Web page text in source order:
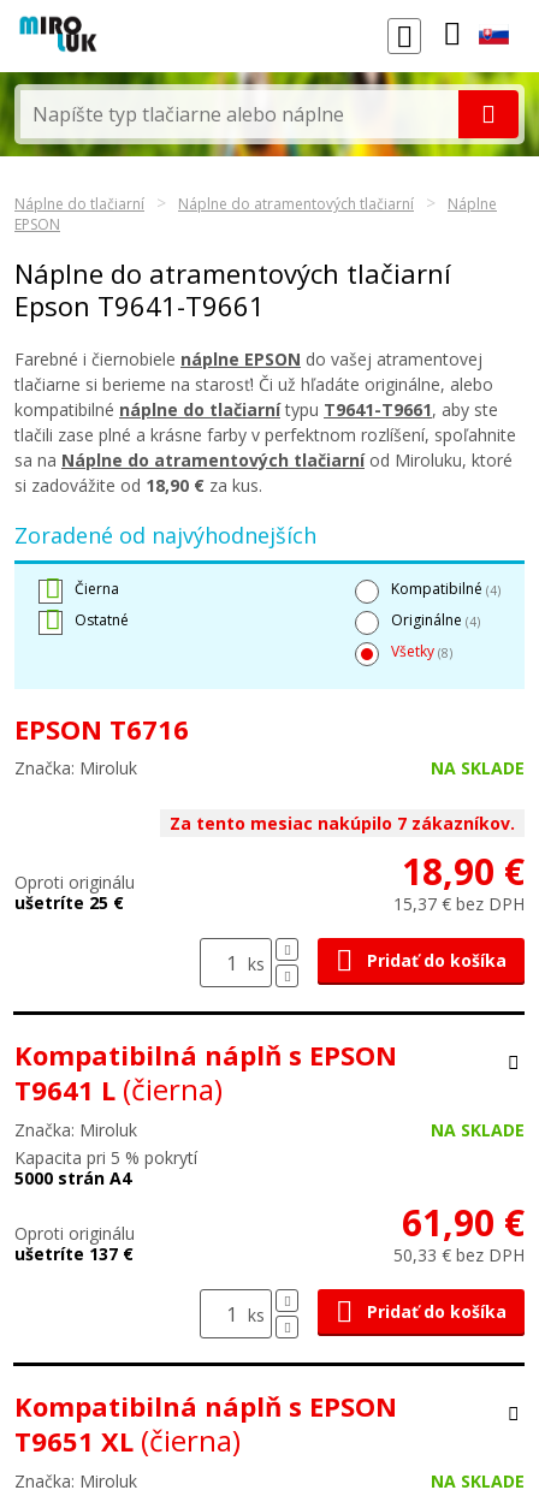
Náplne do tlačiarní Náplne do atramentových tlačiarní
Náplne
EPSON
Náplne do atramentových tlačiarní
Epson T9641-T9661
Farebné i čiernobiele náplne EPSON do vašej atramentovej
tlačiarne si berieme na starosť! Či už hľadáte originálne, alebo
kompatibilné náplne do tlačiarnítypu T9641-T9661, aby ste
tlačili zase plné a krásne farby v perfektnom rozlíšení, spoľahnite
sa na Náplne do atramentových tlačiarníod Miroluku, ktoré
si zadovážite od 18,90 € za kus.
Zoradené od najvýhodnejších
Čierna
Ostatné
Kompatibilné (4)
Originálne (4)
Všetky (8)
EPSON T6716
Značka: Miroluk NA SKLADE
Za tento mesiac nakúpilo 7 zákazníkov.
Oproti originálu
ušetríte 25 €
18,90 €
15,37 € bez DPH
ks Pridať do košíka
Kompatibilná náplň s EPSON
T9641 L (čierna)
Značka: Miroluk
NA SKLADE
Kapacita pri 5 % pokrytí
5000 strán A4
Oproti originálu
ušetríte 137 €
61,90 €
50,33 € bez DPH
ks Pridať do košíka
Kompatibilná náplň s EPSON
T9651 XL (čierna)
Značka: Miroluk
NA SKLADE